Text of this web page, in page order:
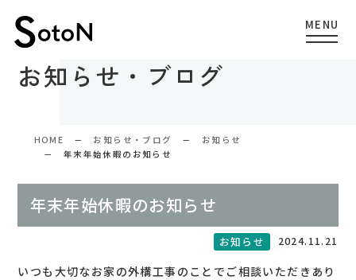
お知らせ・ブログ
HOME お知らせ・ブログ
お知らせ
年末年始休暇のお知らせ
年末年始休暇のお知らせ
お知らせ 2024.11.21
いつも大切なお家の外構工事のことでご相談いただきあり